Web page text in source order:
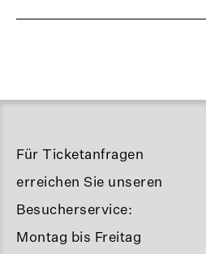
Für Ticketanfragen
erreichen Sie unseren
Besucherservice:
Montag bis Freitag